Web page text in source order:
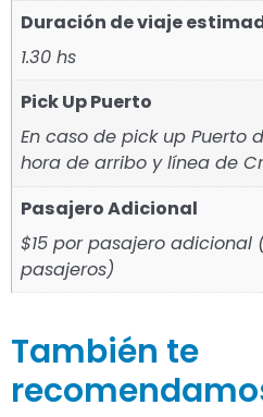
Duración de viaje
1.30 hs
Pick Up Puerto
En caso de pick up Puerto
hora de arribo y línea de
Pasajero Adicional
$15 por pasajero adicional
pasajeros)
También te